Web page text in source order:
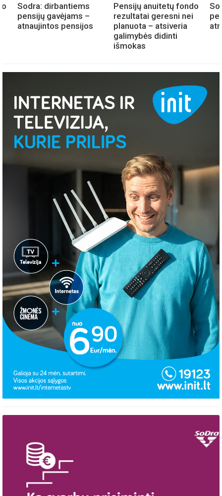
Sodra: dirbantiems
pensijų gavėjams –
atnaujintos pensijos
Pensijų anuitetų fondo
rezultatai geresni nei
planuota – atsiveria
galimybės didinti
išmokas